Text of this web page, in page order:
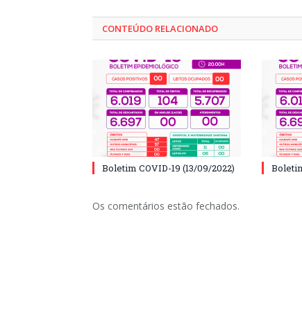
CONTEÚDO RELACIONADO
Boletim COVID-19 (13/09/2022)
Os comentários estão fechados.